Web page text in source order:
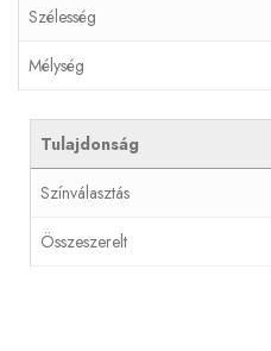
Szélesség
Mélység
Tulajdonság
Színválasztás
Összeszerelt